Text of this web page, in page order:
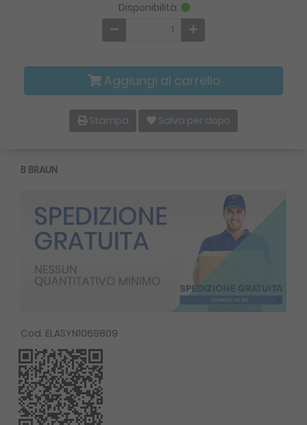
B BRAUN
Cod. ELASYN1069809
Disponibilità:
Aggiungi al carrello
Stampa Salva per dopo